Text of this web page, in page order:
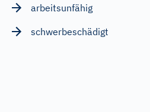
arbeitsunfähig
schwerbeschädigt